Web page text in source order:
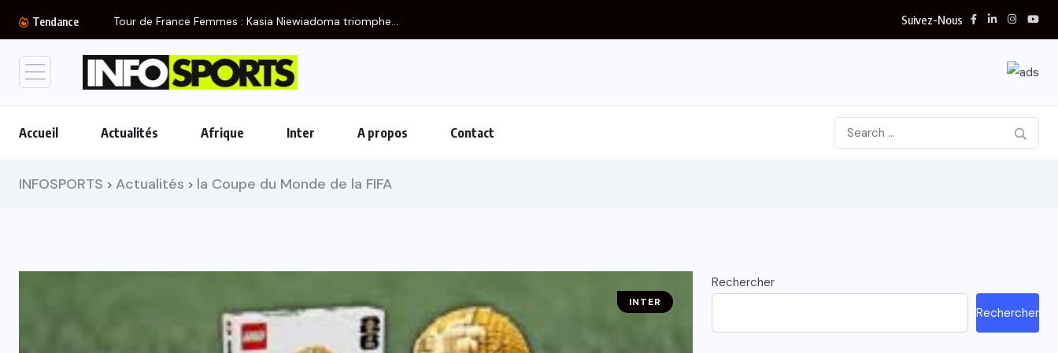
Tendance Tour de France Femmes : Kasia Niewiadoma triomphe... Suivez-Nous
Accueil Actualités Afrique Inter A propos Contact
INFOSPORTS > Actualités > la Coupe du Monde de la FIFA
INTER
Rechercher
Rechercher